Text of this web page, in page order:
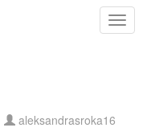
aleksandrasroka16